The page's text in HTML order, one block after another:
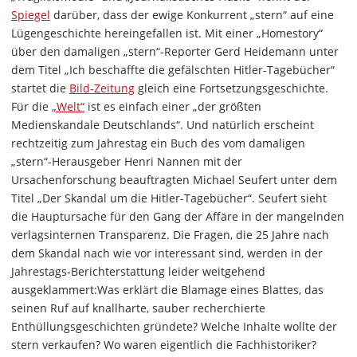
Spiegel darüber, dass der ewige Konkurrent „stern“ auf eine
Lügengeschichte hereingefallen ist. Mit einer „Homestory“
über den damaligen „stern“-Reporter Gerd Heidemann unter
dem Titel „Ich beschaffte die gefälschten Hitler-Tagebücher“
startet die Bild-Zeitung gleich eine Fortsetzungsgeschichte.
Für die „Welt“ ist es einfach einer „der größten
Medienskandale Deutschlands“. Und natürlich erscheint
rechtzeitig zum Jahrestag ein Buch des vom damaligen
„stern“-Herausgeber Henri Nannen mit der
Ursachenforschung beauftragten Michael Seufert unter dem
Titel „Der Skandal um die Hitler-Tagebücher“. Seufert sieht
die Hauptursache für den Gang der Affäre in der mangelnden
verlagsinternen Transparenz. Die Fragen, die 25 Jahre nach
dem Skandal nach wie vor interessant sind, werden in der
Jahrestags-Berichterstattung leider weitgehend
ausgeklammert:Was erklärt die Blamage eines Blattes, das
seinen Ruf auf knallharte, sauber recherchierte
Enthüllungsgeschichten gründete? Welche Inhalte wollte der
stern verkaufen? Wo waren eigentlich die Fachhistoriker?